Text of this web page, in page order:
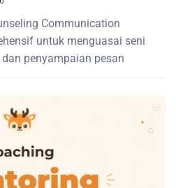
Communication
untuk menguasai seni
penyampaian pesan